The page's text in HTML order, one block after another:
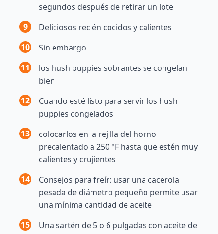
segundos después de retirar un lote
9
Deliciosos recién cocidos y calientes
10
Sin embargo
11
los hush puppies sobrantes se congelan
bien
12
Cuando esté listo para servir los hush
puppies congelados
13
colocarlos en la rejilla del horno
precalentado a 250 °F hasta que estén muy
calientes y crujientes
14
Consejos para freír: usar una cacerola
pesada de diámetro pequeño permite usar
una mínima cantidad de aceite
15
Una sartén de 5 o 6 pulgadas con aceite de